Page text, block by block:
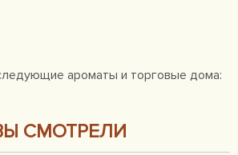
ароматы и торговые дома:
СМОТРЕЛИ